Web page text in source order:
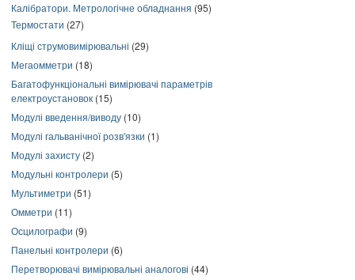
Калібратори. Метрологічне обладнання (95)
Термостати (27)
Кліщі струмовимірювальні (29)
Мегаомметри (18)
Багатофункціональні вимірювачі параметрів
електроустановок (15)
Модулі введення/виводу (10)
Модулі гальванічної розв'язки (1)
Модулі захисту (2)
Модульні контролери (5)
Мультиметри (51)
Омметри (11)
Осцилографи (9)
Панельні контролери (6)
Перетворювачі вимірювальні аналогові (44)